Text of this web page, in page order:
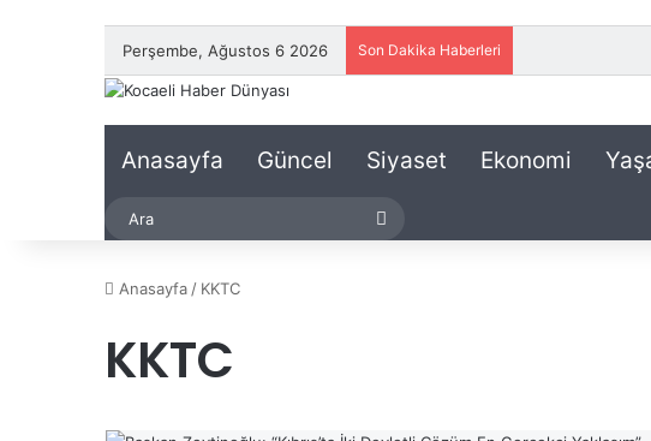
Perşembe, Ağustos 6 2026 Son Dakika Haberleri
Anasayfa Güncel Siyaset Ekonomi
Anasayfa / KKTC
KKTC